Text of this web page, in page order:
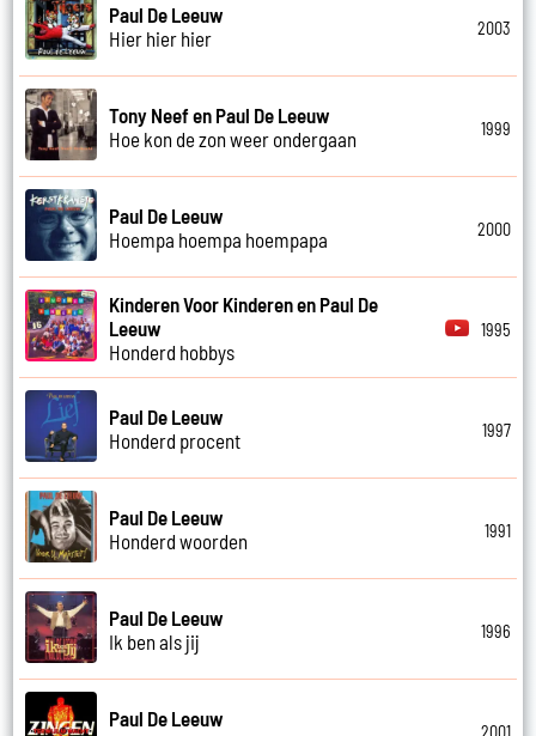
Paul De Leeuw
Hier hier hier
2003
Tony Neef en Paul De Leeuw
Hoe kon de zon weer ondergaan
1999
Paul De Leeuw
Hoempa hoempa hoempapa
2000
Kinderen Voor Kinderen en Paul De
Leeuw
Honderd hobbys
1995
Paul De Leeuw
Honderd procent
1997
Paul De Leeuw
Honderd woorden
1991
Paul De Leeuw
Ik ben als jij
1996
Paul De Leeuw
2001